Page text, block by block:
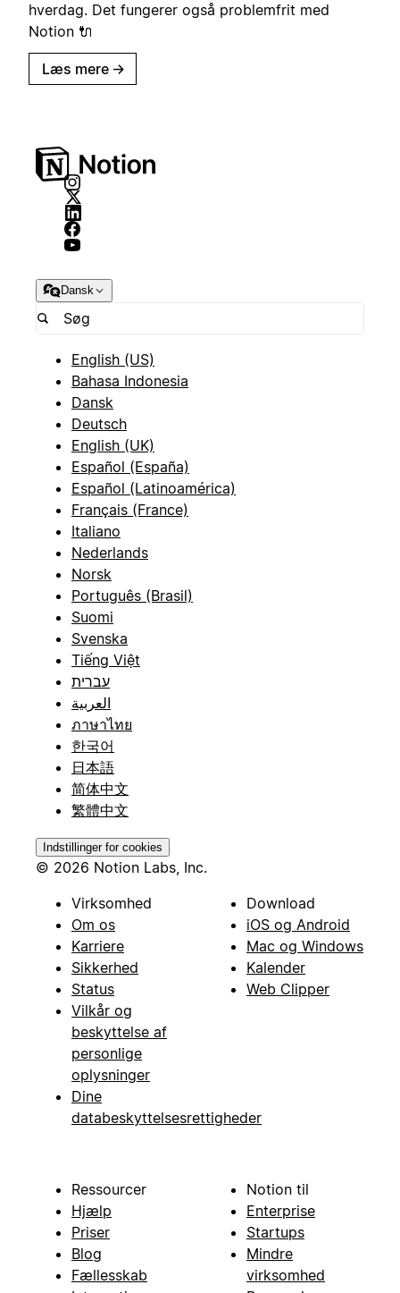
hverdag. Det fungerer også problemfrit med
Notion 🔌
Læs mere →
Dansk
English (US)
Bahasa Indonesia
Dansk
Deutsch
English (UK)
Español (España)
Español (Latinoamérica)
Français (France)
Italiano
Nederlands
Norsk
Português (Brasil)
Suomi
Svenska
Tiếng Việt
עברית
العربية
ภาษาไทย
한국어
日本語
简体中文
繁體中文
Indstillinger for cookies
© 2026 Notion Labs, Inc.
Virksomhed
Om os
Karriere
Sikkerhed
Status
Vilkår og
beskyttelse af
personlige
oplysninger
Dine
databeskyttelsesrettigheder
Download
iOS og Android
Mac og Windows
Kalender
Web Clipper
Ressourcer
Hjælp
Priser
Blog
Fællesskab
Notion til
Enterprise
Startups
Mindre
virksomhed